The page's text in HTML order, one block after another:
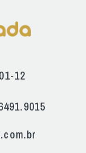
12